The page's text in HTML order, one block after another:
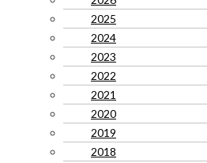
2025
2024
2023
2022
2021
2020
2019
2018